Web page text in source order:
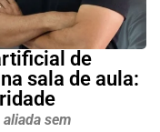
de
sala de aula:
sem